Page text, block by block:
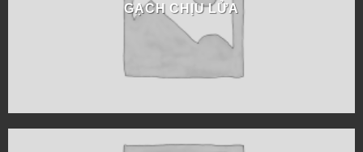
GẠCH CHỊU LỬA